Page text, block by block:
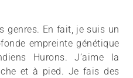
genres. En fait, je suis un
empreinte génétique
Hurons. J’aime la
et à pied. Je fais des